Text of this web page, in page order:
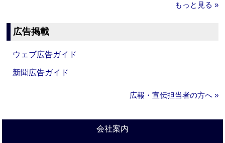
もっと見る »
広告掲載
ウェブ広告ガイド
新聞広告ガイド
広報・宣伝担当者の方へ »
会社案内